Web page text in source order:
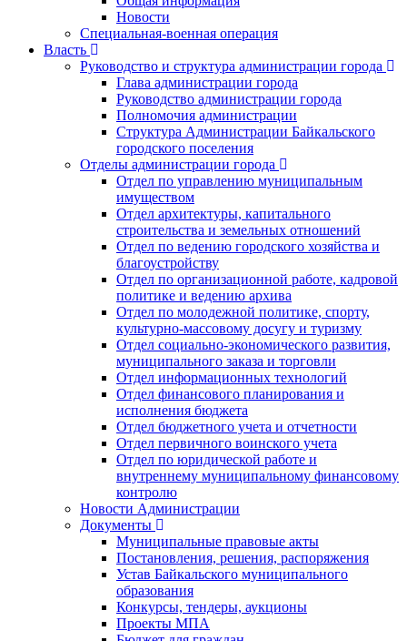
Новости
Специальная-военная операция
Власть
Руководство и структура администрации города
Глава администрации города
Руководство администрации города
Полномочия администрации
Структура Администрации Байкальского
городского поселения
Отделы администрации города
Отдел по управлению муниципальным
имуществом
Отдел архитектуры, капитального
строительства и земельных отношений
Отдел по ведению городского хозяйства и
благоустройству
Отдел по организационной работе, кадровой
политике и ведению архива
Отдел по молодежной политике, спорту,
культурно-массовому досугу и туризму
Отдел социально-экономического развития,
муниципального заказа и торговли
Отдел информационных технологий
Отдел финансового планирования и
исполнения бюджета
Отдел бюджетного учета и отчетности
Отдел первичного воинского учета
Отдел по юридической работе и
внутреннему муниципальному финансовому
контролю
Новости Администрации
Документы
Муниципальные правовые акты
Постановления, решения, распоряжения
Устав Байкальского муниципального
образования
Конкурсы, тендеры, аукционы
Проекты МПА